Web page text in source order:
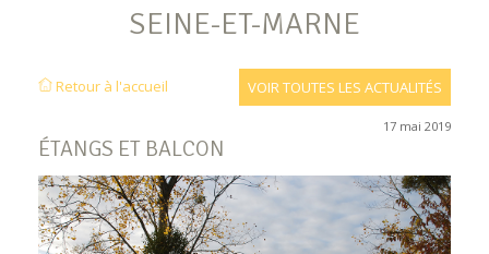
SEINE-ET-MARNE
Retour à l'accueil VOIR TOUTES LES ACTUALITÉS
ÉTANGS ET BALCON
17 mai 2019